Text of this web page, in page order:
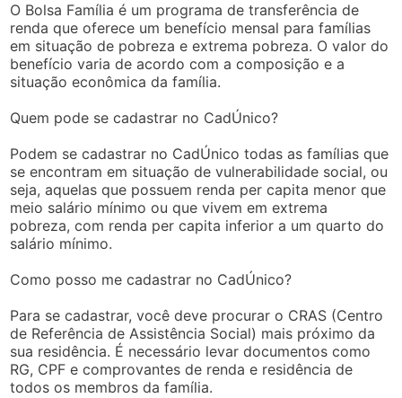
O Bolsa Família é um programa de transferência de
renda que oferece um benefício mensal para famílias
em situação de pobreza e extrema pobreza. O valor do
benefício varia de acordo com a composição e a
situação econômica da família.
Quem pode se cadastrar no CadÚnico?
Podem se cadastrar no CadÚnico todas as famílias que
se encontram em situação de vulnerabilidade social, ou
seja, aquelas que possuem renda per capita menor que
meio salário mínimo ou que vivem em extrema
pobreza, com renda per capita inferior a um quarto do
salário mínimo.
Como posso me cadastrar no CadÚnico?
Para se cadastrar, você deve procurar o CRAS (Centro
de Referência de Assistência Social) mais próximo da
sua residência. É necessário levar documentos como
RG, CPF e comprovantes de renda e residência de
todos os membros da família.